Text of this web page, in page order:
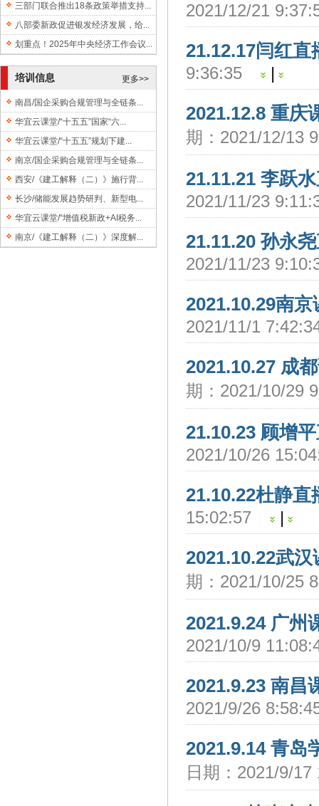
三部门联合推出18条政策举措支持...
八部委新政促进银发经济发展，给...
划重点！2025年中央经济工作会议...
更多>>
培训信息
南昌/国企采购合规管理与全链条...
华宜云课堂/“十五五”国家“六...
华宜云课堂/“十五五”规划下建...
南京/国企采购合规管理与全链条...
西安/《建工解释（二）》施行背...
长沙/储能发展趋势研判、新型电...
华宜云课堂/“增值税新政+AI税务...
南京/《建工解释（二）》深度解...
2021/12/21
21.12.17闫红直
9:36:35 |
2021.12.8 重庆
期：2021/12/13
21.11.21 李跃
2021/11/23
21.11.20 孙永
2021/11/23
2021.10.29南
2021/11/1
2021.10.27 成
期：2021/10/29
21.10.23 顾增
2021/10/26
21.10.22杜静直
15:02:57 |
2021.10.22武
期：2021/10/25
2021.9.24 广
2021/10/9
2021.9.23 南昌
2021/9/26
2021.9.14 青
日期：2021/9/